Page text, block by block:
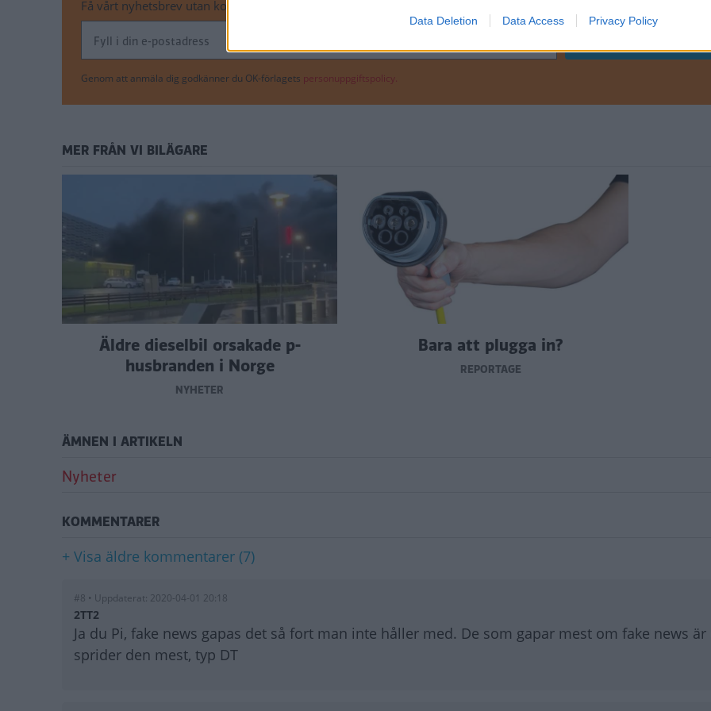
Data Deletion Data Access Privacy Policy
Få vårt nyhetsbrev utan kostnad
Genom att anmäla dig godkänner du OK-förlagets personuppgiftspolicy.
MER FRÅN VI BILÄGARE
Äldre dieselbil orsakade p-
husbranden i Norge
NYHETER
Bara att plugga in?
REPORTAGE
ÄMNEN I ARTIKELN
Nyheter
KOMMENTARER
+ Visa äldre kommentarer (7)
#8 • Uppdaterat: 2020-04-01 20:18
2TT2
Ja du Pi, fake news gapas det så fort man inte håller med. De som gapar mest om fake news är
sprider den mest, typ DT